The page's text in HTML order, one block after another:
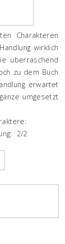
Charakteren
wirklich
überraschend
zu dem Buch
erwartet
umgesetzt
2/2